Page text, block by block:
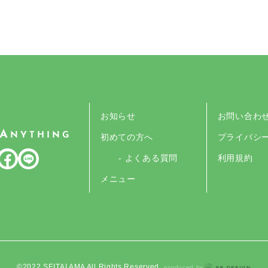
NYTHING
お知らせ
初めての方へ
- よくある質問
メニュー
お問い合わ
プライバシ
利用規約